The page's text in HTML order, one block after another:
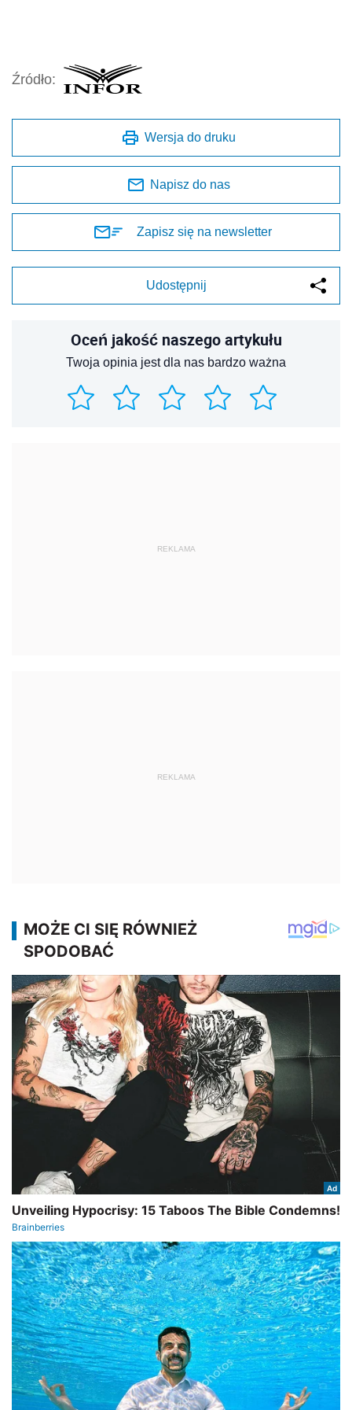
Źródło:
Wersja do druku
Napisz do nas
Zapisz się na newsletter
Udostępnij
Oceń jakość naszego artykułu
Twoja opinia jest dla nas bardzo ważna
REKLAMA
REKLAMA